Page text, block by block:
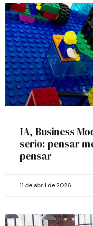
IA, Business
serio: pensar
pensar
11 de abril de 2026